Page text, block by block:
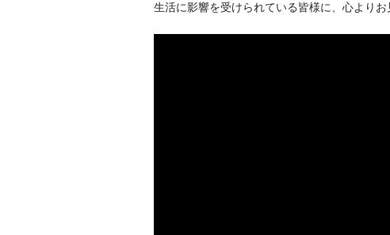
生活に影響を受けられている皆様に、心よりお